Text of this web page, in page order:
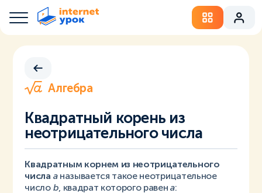
Алгебра
Квадратный корень из
неотрицательного числа
Квадратным корнем из неотрицательного
числа aназывается такое неотрицательное
число b , квадрат которого равенa: